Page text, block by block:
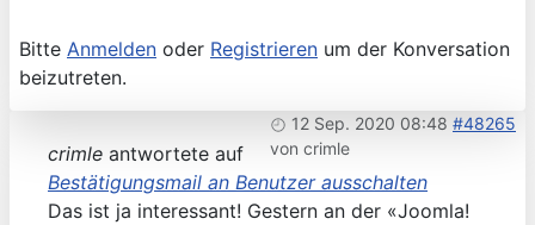
Bitte Anmelden oder Registrieren um der Konversation
beizutreten.
12 Sep. 2020 08:48 #48265
von crimle
crimle antwortete auf
Bestätigungsmail an Benutzer ausschalten
Das ist ja interessant! Gestern an der «Joomla!